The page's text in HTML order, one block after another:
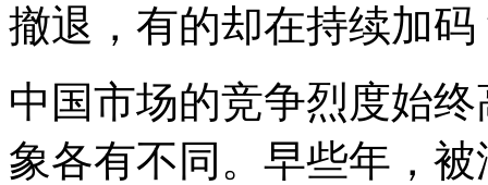
撤退，有的却在持续加
中国市场的竞争烈度始
象各有不同。早些年，